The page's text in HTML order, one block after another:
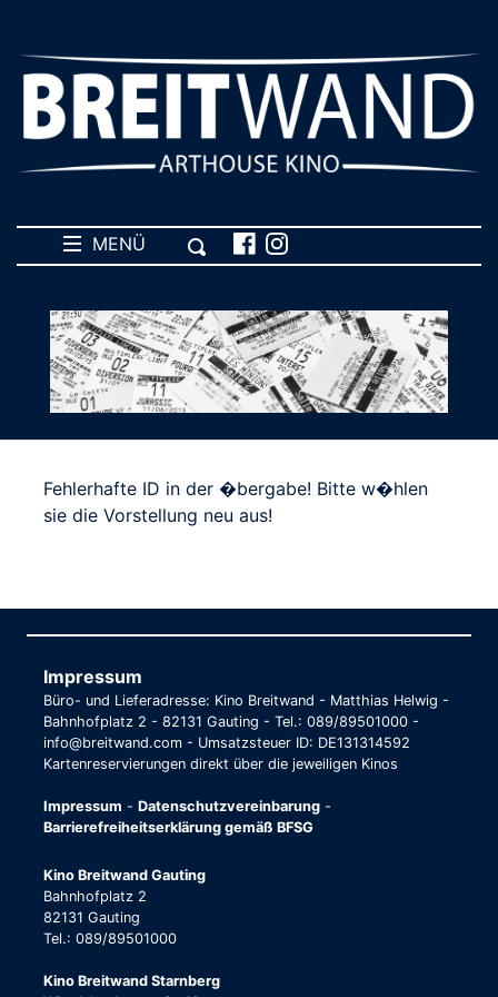
MENÜ
Fehlerhafte ID in der �bergabe! Bitte w�hlen
sie die Vorstellung neu aus!
Impressum
Büro- und Lieferadresse: Kino Breitwand - Matthias Helwig -
Bahnhofplatz 2 - 82131 Gauting - Tel.: 089/89501000 -
info@breitwand.com - Umsatzsteuer ID: DE131314592
Kartenreservierungen direkt über die jeweiligen Kinos
Impressum - Datenschutzvereinbarung -
Barrierefreiheitserklärung gemäß BFSG
Kino Breitwand Gauting
Bahnhofplatz 2
82131 Gauting
Tel.: 089/89501000
Kino Breitwand Starnberg